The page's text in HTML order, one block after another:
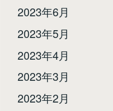
2023年6月
2023年5月
2023年4月
2023年3月
2023年2月